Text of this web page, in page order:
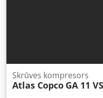
Skrūves kompresors
Atlas Copco GA 11